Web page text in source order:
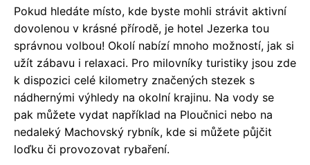
Pokud hledáte místo, kde byste mohli strávit aktivní
dovolenou v krásné přírodě, je hotel Jezerka tou
správnou volbou! Okolí nabízí mnoho možností, jak si
užít zábavu i relaxaci. Pro milovníky turistiky jsou zde
k dispozici celé kilometry značených stezek s
nádhernými výhledy na okolní krajinu. Na vody se
pak můžete vydat například na Ploučnici nebo na
nedaleký Machovský rybník, kde si můžete půjčit
loďku či provozovat rybaření.